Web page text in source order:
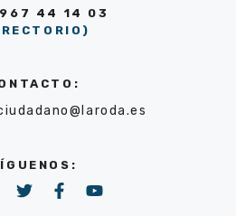
44 14 03